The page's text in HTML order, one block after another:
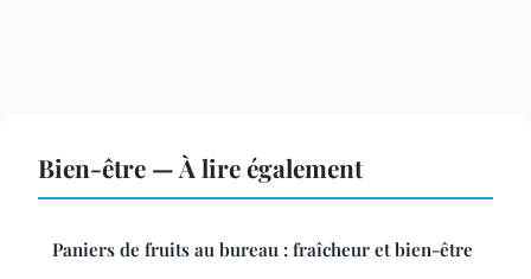
Bien-être — À lire également
Paniers de fruits au bureau : fraîcheur et bien-être